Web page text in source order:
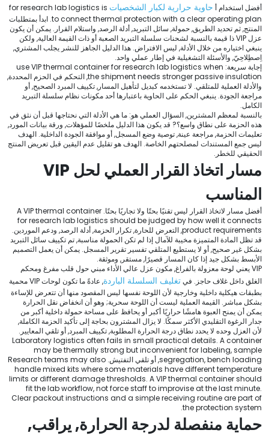
أفضل استخدام أ حاوية حرارية لكبار الشخصيات for research lab logistics is
to connect thermal protection with a clear operating plan. ابدأ بمتطلبات
المنتج, ثم تحديد الطريق, حمولة, سائل التبريد, أدلة الرصد, واستلام القرار. يمكن أن يكون
عزل VIP ذا قيمة بالنسبة لشحنات سلسلة التبريد الصعبة أو ذات القيمة العالية, ولكن
ينبغي اختياره من خلال الأدلة, ليس الافتراض. هذا الدليل الجاهز للنشر يجلب المشتري,
اِصطِلاحِيّ, والأسئلة التشغيلية في إطار عملي واحد.
إجابة سريعة: use VIP thermal container for research lab logistics when
the shipment needs stronger passive insulation, التحكم في الحزم المحددة,
والأدلة العملية للمتلقي. لا تستخدمه كبديل لتأهيل المسار, تكييف المبرد الصحيح, أو
مراجعة الجودة. ينبغي الحكم على الحاوية باعتبارها أحد مكونات نظام سلسلة التبريد
الكامل.
بالنسبة لمعظم المشترين, السؤال العملي هو: ما هي الأدلة التي نحتاجها قبل أن نثق في
هذه الحزمة على نطاق واسع؟? قد يكون هذا الدليل ملخصًا للمؤهلات, ورقة بيانات المورد,
تعليمات الحزمة, مراجعة عينة, توصية وضع المسجل, أو موافقة الجودة الداخلية. الهدف
ليس جمع المستندات لمصلحتهم الخاصة. الهدف هو تقليل عدم اليقين قبل تعريض المنتج
الحقيقي للخطر.
مسار اتخاذ القرار العملي لحل VIP
المناسب
أفضل مسار لاتخاذ القرار ليس تقنيًا بحتًا ولا تجاريًا بحتًا. A VIP thermal container
for research lab logistics should be judged by how well it connects
product requirements, التعرض للحارة, تكرار الحزمة, أدلة الرصد, ودعم الموردين.
قد تظل المادة المتميزة مخيبة للآمال إذا لم تكن الحمولة مناسبة, تم تكييف سائل التبريد
بشكل غير صحيح, أو لا يستطيع المتلقي تفسير تقرير المسجل. يمكن أن يعمل التصميم
الأبسط بشكل جيد إذا كان المسار قصيرًا, مستقر, وموثقة.
VIP يعني لوحة معزولة بالفراغ, مكون عزل عالي الأداء مبني حول قلب مفرغ ومحكم
الغلق داخل غلاف حاجز. فيتغليف السلسلة الباردة
, عادةً ما تكون لوحات VIP محمية
بطبقات هيكلية داخلية وخارجية لأن اللوحة نفسها ليس المقصود منها أن تتعرض للإساءة
بشكل مباشر. القيمة العملية ليست أن اللوحة سحرية; وهو أن انخفاض نقل الحرارة
يمكن أن يمنح العبوة هامشًا حراريًا أكبر أو يحافظ على مساحة حمولة داخلية أكبر من
جدار الرغوة التقليدي الأكثر سمكًا. لا يزال المشترون بحاجة إلى تأكيد الحزمة الكاملة,
لأن العزل وحده لا يحدد نطاق درجة الحرارة المطلوبة, تكييف المبرد, أو تلقي المعايير.
Laboratory logistics often fails in small practical details. A container
may be thermally strong but inconvenient for labeling,sample
segregation,bench loading , أو تلقي التفتيش. Research teams may also
handle mixed kits where some materials have different temperature
limits or different damage thresholds. A VIP thermal container should
fit the lab workflow,not force staff to improvise at the last minute.
Clear packout instructions and a simple receiving routine are part of
the protection system
.
حماية منفصلة لدرجة الحرارة, يراقب,